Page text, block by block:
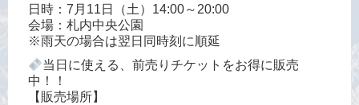
日時：7月11日（土）14:00～20:00
会場：札内中央公園
※雨天の場合は翌日同時刻に順延
当日に使える、前売りチケットをお得に販売
中！！
【販売場所】